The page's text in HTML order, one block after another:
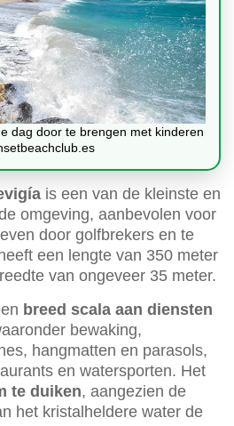
dag door te brengen met kinderen
is een van de kleinste en
omgeving, aanbevolen voor
door golfbrekers en te
een lengte van 350 meter
van ongeveer 35 meter.
breed scala aan diensten
bewaking,
hangmatten en parasols,
en watersporten. Het
te duiken, aangezien de
het kristalheldere water de